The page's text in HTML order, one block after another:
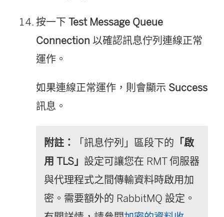
按一下 Test Message Queue
Connection 以確認訊息佇列連線正常
運作。
如果連線正常運作，則會顯示 Success
訊息。
附註： 「訊息佇列」區段下的 「啟
用 TLS」 設定可讓您在 RMT 伺服器
與代理程式之間傳輸資料時啟用加
密。需要額外的 RabbitMQ 設定。